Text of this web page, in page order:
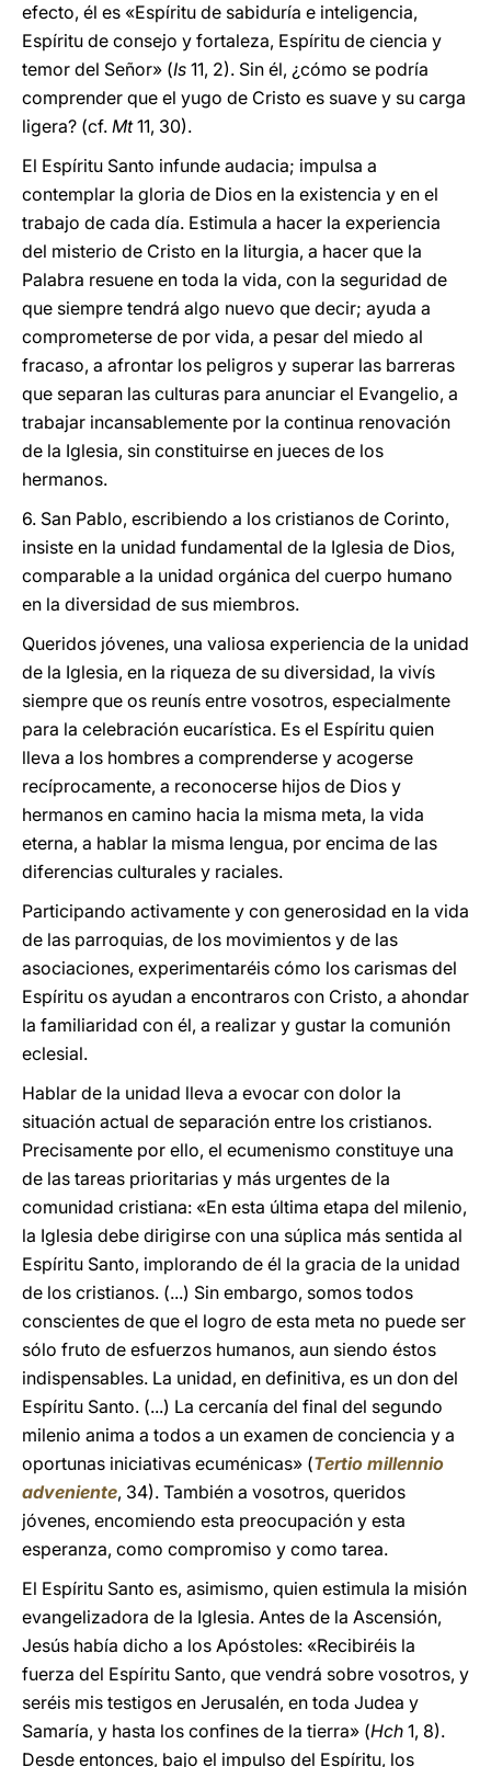
efecto, él es «Espíritu de sabiduría e inteligencia,
Espíritu de consejo y fortaleza, Espíritu de ciencia y
temor del Señor» (Is 11, 2). Sin él, ¿cómo se podría
comprender que el yugo de Cristo es suave y su carga
ligera? (cf. Mt11, 30).
El Espíritu Santo infunde audacia; impulsa a
contemplar la gloria de Dios en la existencia y en el
trabajo de cada día. Estimula a hacer la experiencia
del misterio de Cristo en la liturgia, a hacer que la
Palabra resuene en toda la vida, con la seguridad de
que siempre tendrá algo nuevo que decir; ayuda a
comprometerse de por vida, a pesar del miedo al
fracaso, a afrontar los peligros y superar las barreras
que separan las culturas para anunciar el Evangelio, a
trabajar incansablemente por la continua renovación
de la Iglesia, sin constituirse en jueces de los
hermanos.
6. San Pablo, escribiendo a los cristianos de Corinto,
insiste en la unidad fundamental de la Iglesia de Dios,
comparable a la unidad orgánica del cuerpo humano
en la diversidad de sus miembros.
Queridos jóvenes, una valiosa experiencia de la unidad
de la Iglesia, en la riqueza de su diversidad, la vivís
siempre que os reunís entre vosotros, especialmente
para la celebración eucarística. Es el Espíritu quien
lleva a los hombres a comprenderse y acogerse
recíprocamente, a reconocerse hijos de Dios y
hermanos en camino hacia la misma meta, la vida
eterna, a hablar la misma lengua, por encima de las
diferencias culturales y raciales.
Participando activamente y con generosidad en la vida
de las parroquias, de los movimientos y de las
asociaciones, experimentaréis cómo los carismas del
Espíritu os ayudan a encontraros con Cristo, a ahondar
la familiaridad con él, a realizar y gustar la comunión
eclesial.
Hablar de la unidad lleva a evocar con dolor la
situación actual de separación entre los cristianos.
Precisamente por ello, el ecumenismo constituye una
de las tareas prioritarias y más urgentes de la
comunidad cristiana: «En esta última etapa del milenio,
la Iglesia debe dirigirse con una súplica más sentida al
Espíritu Santo, implorando de él la gracia de la unidad
de los cristianos. (...) Sin embargo, somos todos
conscientes de que el logro de esta meta no puede ser
sólo fruto de esfuerzos humanos, aun siendo éstos
indispensables. La unidad, en definitiva, es un don del
Espíritu Santo. (...) La cercanía del final del segundo
milenio anima a todos a un examen de conciencia y a
oportunas iniciativas ecuménicas» (Tertio millennio
adveniente, 34). También a vosotros, queridos
jóvenes, encomiendo esta preocupación y esta
esperanza, como compromiso y como tarea.
El Espíritu Santo es, asimismo, quien estimula la misión
evangelizadora de la Iglesia. Antes de la Ascensión,
Jesús había dicho a los Apóstoles: «Recibiréis la
fuerza del Espíritu Santo, que vendrá sobre vosotros, y
seréis mis testigos en Jerusalén, en toda Judea y
Samaría, y hasta los confines de la tierra» (Hch 1, 8).
Desde entonces, bajo el impulso del Espíritu, los